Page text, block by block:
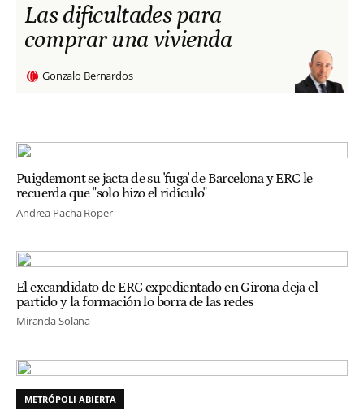
Las dificultades para
comprar una vivienda
Gonzalo Bernardos
Puigdemont se jacta de su 'fuga' de Barcelona y ERC le
recuerda que "solo hizo el ridículo"
Andrea Pacha Röper
El excandidato de ERC expedientado en Girona deja el
partido y la formación lo borra de las redes
Miranda Solana
METRÓPOLI ABIERTA